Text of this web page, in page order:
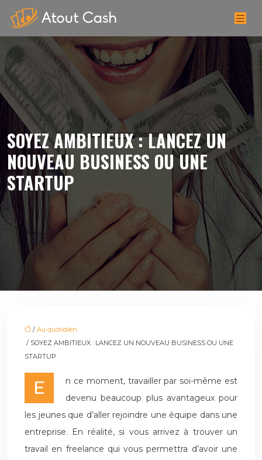
SOYEZ AMBITIEUX : LANCEZ UN
NOUVEAU BUSINESS OU UNE
STARTUP
/ Au quotidien
/ SOYEZ AMBITIEUX : LANCEZ UN NOUVEAU BUSINESS OU UNE
STARTUP
En ce moment, travailler par soi-même est
devenu beaucoup plus avantageux pour
les jeunes que d’aller rejoindre une équipe dans une
entreprise. En réalité, si vous arrivez à trouver un
travail en freelance qui vous permettra d’avoir une